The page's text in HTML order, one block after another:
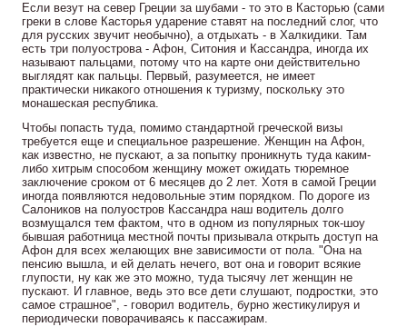
Если везут на север Греции за шубами - то это в Касторью (сами
греки в слове Касторья ударение ставят на последний слог, что
для русских звучит необычно), а отдыхать - в Халкидики. Там
есть три полуострова - Афон, Ситония и Кассандра, иногда их
называют пальцами, потому что на карте они действительно
выглядят как пальцы. Первый, разумеется, не имеет
практически никакого отношения к туризму, поскольку это
монашеская республика.
Чтобы попасть туда, помимо стандартной греческой визы
требуется еще и специальное разрешение. Женщин на Афон,
как известно, не пускают, а за попытку проникнуть туда каким-
либо хитрым способом женщину может ожидать тюремное
заключение сроком от 6 месяцев до 2 лет. Хотя в самой Греции
иногда появляются недовольные этим порядком. По дороге из
Салоников на полуостров Кассандра наш водитель долго
возмущался тем фактом, что в одном из популярных ток-шоу
бывшая работница местной почты призывала открыть доступ на
Афон для всех желающих вне зависимости от пола. "Она на
пенсию вышла, и ей делать нечего, вот она и говорит всякие
глупости, ну как же это можно, туда тысячу лет женщин не
пускают. И главное, ведь это все дети слушают, подростки, это
самое страшное", - говорил водитель, бурно жестикулируя и
периодически поворачиваясь к пассажирам.